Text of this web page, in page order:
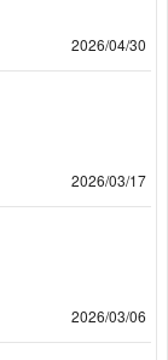
2026/04/30
2026/03/17
2026/03/06